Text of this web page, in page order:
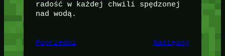
radość w każdej chwili spędzonej
nad wodą.
Poprzedni Następny